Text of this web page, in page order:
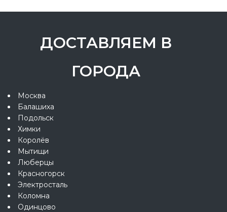
ДОСТАВЛЯЕМ В
ГОРОДА
Москва
Балашиха
Подольск
Химки
Королёв
Мытищи
Люберцы
Красногорск
Электросталь
Коломна
Одинцово